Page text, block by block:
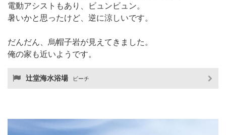
電動アシストもあり、ビュンビュン。
暑いかと思ったけど、逆に涼しいです。
だんだん、烏帽子岩が見えてきました。
俺の家も近いようです。
辻堂海水浴場 ビーチ